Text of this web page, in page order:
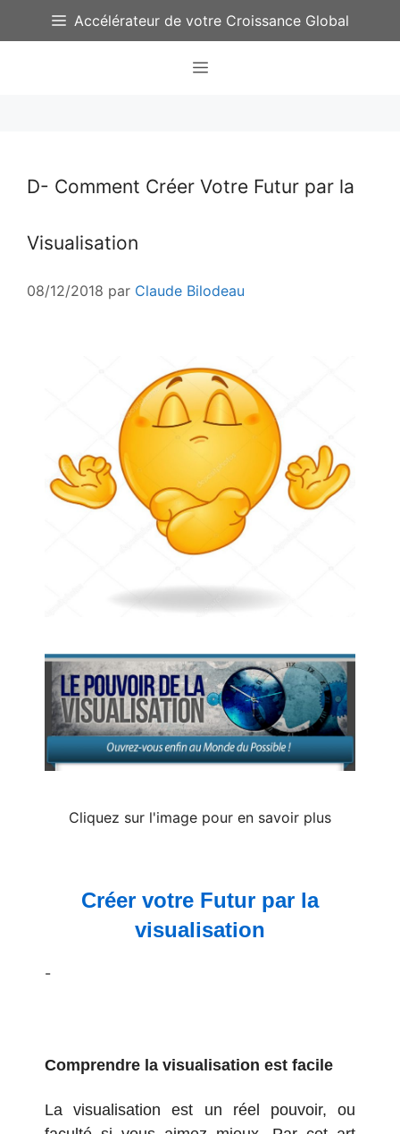
Accélérateur de votre Croissance Global
Menu
D- Comment Créer Votre Futur par la
Visualisation
08/12/2018 par Claude Bilodeau
Cliquez sur l'image pour en savoir plus
Créer votre Futur par la
visualisation
-
Comprendre la visualisation est facile
La visualisation est un réel pouvoir, ou